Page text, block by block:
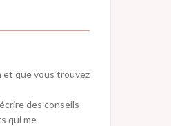
et que vous trouvez
des conseils
qui me